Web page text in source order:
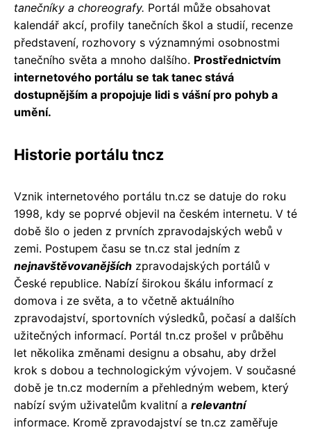
tanečníky a choreografy. Portál může obsahovat
kalendář akcí, profily tanečních škol a studií, recenze
představení, rozhovory s významnými osobnostmi
tanečního světa a mnoho dalšího. Prostřednictvím
internetového portálu se tak tanec stává
dostupnějším a propojuje lidi s vášní pro pohyb a
umění.
Historie portálu tncz
Vznik internetového portálu tn.cz se datuje do roku
1998, kdy se poprvé objevil na českém internetu. V té
době šlo o jeden z prvních zpravodajských webů v
zemi. Postupem času se tn.cz stal jedním z
nejnavštěvovanějších zpravodajských portálů v
České republice. Nabízí širokou škálu informací z
domova i ze světa, a to včetně aktuálního
zpravodajství, sportovních výsledků, počasí a dalších
užitečných informací. Portál tn.cz prošel v průběhu
let několika změnami designu a obsahu, aby držel
krok s dobou a technologickým vývojem. V současné
době je tn.cz moderním a přehledným webem, který
nabízí svým uživatelům kvalitní a relevantní
informace. Kromě zpravodajství se tn.cz zaměřuje